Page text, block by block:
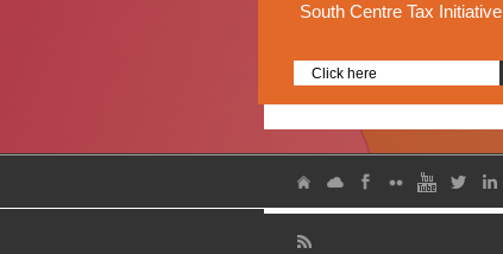
South Centre Tax Initiative
Click here